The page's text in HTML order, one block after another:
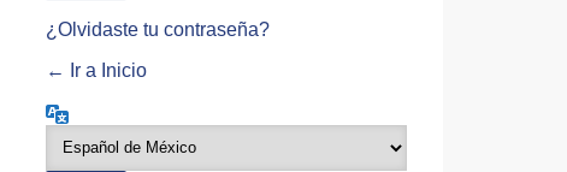
¿Olvidaste tu contraseña?
← Ir a Inicio